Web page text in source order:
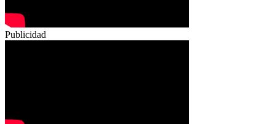
Publicidad